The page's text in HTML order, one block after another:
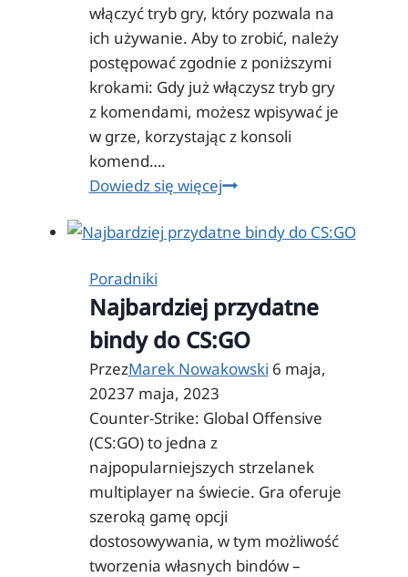
włączyć tryb gry, który pozwala na
ich używanie. Aby to zrobić, należy
postępować zgodnie z poniższymi
krokami: Gdy już włączysz tryb gry
z komendami, możesz wpisywać je
w grze, korzystając z konsoli
komend….
Dowiedz się więcejKomendy
Minecraft
kody
do
Poradniki
Najbardziej przydatne
bindy do CS:GO
PrzezMarek Nowakowski 6 maja,
20237 maja, 2023
Counter-Strike: Global Offensive
(CS:GO) to jedna z
najpopularniejszych strzelanek
multiplayer na świecie. Gra oferuje
szeroką gamę opcji
dostosowywania, w tym możliwość
tworzenia własnych bindów –